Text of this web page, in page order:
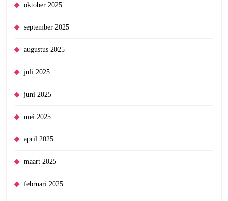
oktober 2025
september 2025
augustus 2025
juli 2025
juni 2025
mei 2025
april 2025
maart 2025
februari 2025